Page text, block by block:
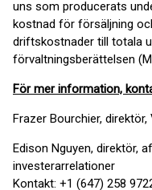
uns som producerats
kostnad för försäljning
driftskostnader till totala
förvaltningsberättelsen
För mer information,
Frazer Bourchier,
Edison Nguyen, direktör,
investerarrelationer
Kontakt: +1 (647) 258